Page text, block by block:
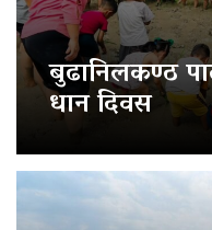
बुढानिलकण्ठ
धान दिवस